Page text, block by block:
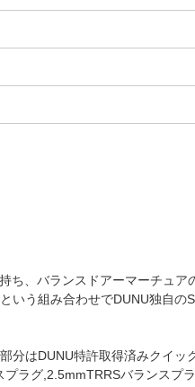
、バランスドアーマーチュ
いう組み合わせでDUNU独自の
はDUNU特許取得済みクイッ
ラグ,2.5mmTRRSバランスプ